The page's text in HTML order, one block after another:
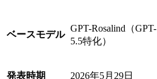
ベースモデル
GPT-Rosalind（GPT-
5.5特化）
発表時期 2026年5月29日